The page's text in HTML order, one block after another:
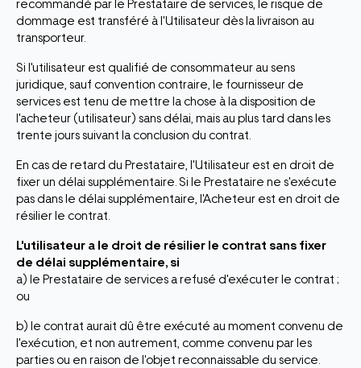
recommandé par le Prestataire de services, le risque de
dommage est transféré à l'Utilisateur dès la livraison au
transporteur.
Si l'utilisateur est qualifié de consommateur au sens
juridique, sauf convention contraire, le fournisseur de
services est tenu de mettre la chose à la disposition de
l'acheteur (utilisateur) sans délai, mais au plus tard dans les
trente jours suivant la conclusion du contrat.
En cas de retard du Prestataire, l'Utilisateur est en droit de
fixer un délai supplémentaire. Si le Prestataire ne s'exécute
pas dans le délai supplémentaire, l'Acheteur est en droit de
résilier le contrat.
L'utilisateur a le droit de résilier le contrat sans fixer
de délai supplémentaire, si
a) le Prestataire de services a refusé d'exécuter le contrat ;
ou
b) le contrat aurait dû être exécuté au moment convenu de
l'exécution, et non autrement, comme convenu par les
parties ou en raison de l'objet reconnaissable du service.